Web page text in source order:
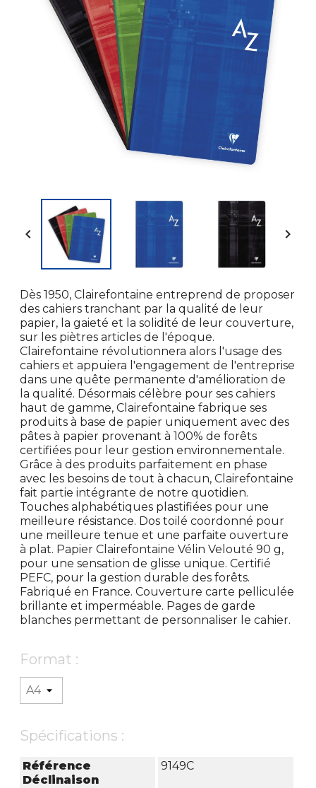
 
Dès 1950, Clairefontaine entreprend de proposer
des cahiers tranchant par la qualité de leur
papier, la gaieté et la solidité de leur couverture,
sur les piètres articles de l'époque.
Clairefontaine révolutionnera alors l'usage des
cahiers et appuiera l'engagement de l'entreprise
dans une quête permanente d'amélioration de
la qualité. Désormais célèbre pour ses cahiers
haut de gamme, Clairefontaine fabrique ses
produits à base de papier uniquement avec des
pâtes à papier provenant à 100% de forêts
certifiées pour leur gestion environnementale.
Grâce à des produits parfaitement en phase
avec les besoins de tout à chacun, Clairefontaine
fait partie intégrante de notre quotidien.
Touches alphabétiques plastifiées pour une
meilleure résistance. Dos toilé coordonné pour
une meilleure tenue et une parfaite ouverture
à plat. Papier Clairefontaine Vélin Velouté 90 g,
pour une sensation de glisse unique. Certifié
PEFC, pour la gestion durable des forêts.
Fabriqué en France. Couverture carte pelliculée
brillante et imperméable. Pages de garde
blanches permettant de personnaliser le cahier.
Format :
Spécifications :
Référence
Déclinaison
9149C